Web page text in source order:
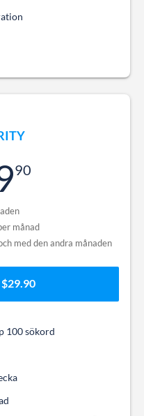
90
månad
med den andra månaden
$29.90
100 sökord